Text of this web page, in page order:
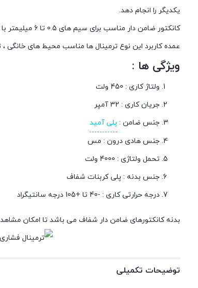
یکدیگر را انجام دهد.
کانکتور ضامن دار مناسب برای سیم های 0.5 تا 6 میلیمتر با نصبی آسان و مطمعن باعث سهولت در کارها برای شما مهندسان برق شده است.
عمده کاربرد این نوع ترمینال ها مناسب محیط های خانگی
ویژگی ها :
ولتاژ کاری : 450 ولت
جريان کاری : 32 آمپر
جنس ضامن : پلی آميد
جنس هادی درون : مس
تحمل ولتاژی : 4000 ولت
جنس بدنه : پلی کربنات شفاف
درجه حرارتی کاری : -40 تا +105 درجه سانتیگراد
بدنه کانکتورهای ضامن دار شفاف می باشد تا امکان
توضیحات تکمیلی